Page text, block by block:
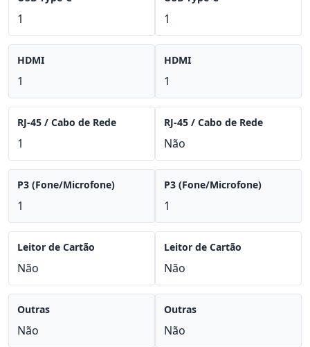
1
HDMI
1
RJ-45 / Cabo de Rede
1
P3 (Fone/Microfone)
1
Leitor de Cartão
Não
Outras
Não
1
HDMI
1
RJ-45 / Cabo de Rede
Não
P3 (Fone/Microfone)
1
Leitor de Cartão
Não
Outras
Não